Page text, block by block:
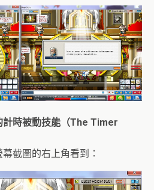
計時被動技能（The Timer
截圖的右上角看到：